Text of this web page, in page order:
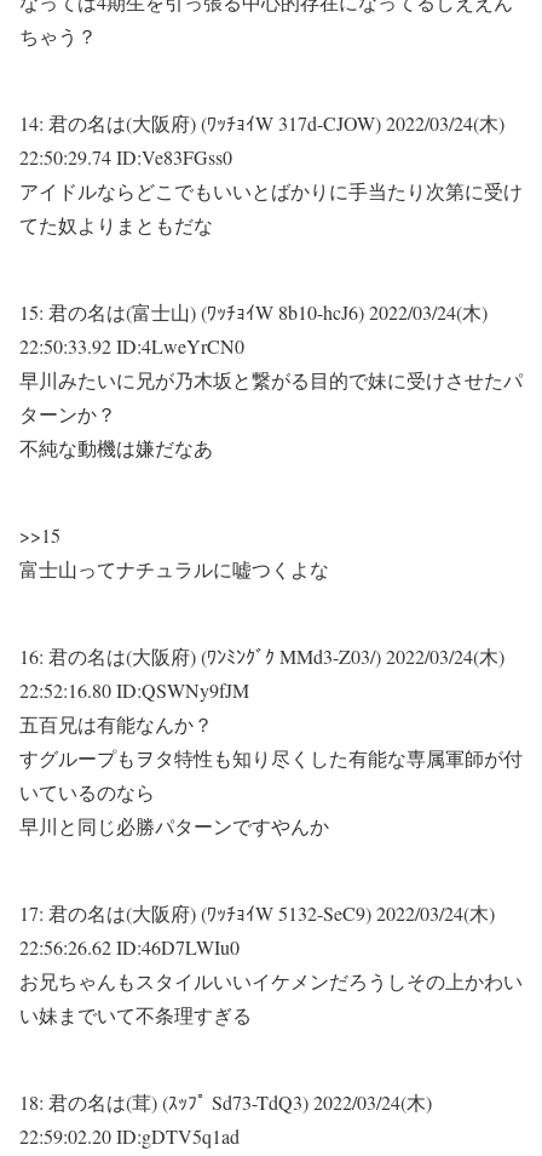
ちゃう？
14: 君の名は(大阪府) (ﾜｯﾁｮｲW 317d-CJOW)2022/03/24(木)
22:50:29.74 ID:Ve83FGss0
アイドルならどこでもいいとばかりに手当たり次第に受け
てた奴よりまともだな
15: 君の名は(富士山) (ﾜｯﾁｮｲW 8b10-hcJ6)2022/03/24(木)
22:50:33.92 ID:4LweYrCN0
早川みたいに兄が乃木坂と繋がる目的で妹に受けさせたパ
ターンか？
不純な動機は嫌だなあ
>>15
富士山ってナチュラルに嘘つくよな
16: 君の名は(大阪府) (ﾜﾝﾐﾝｸﾞｸ MMd3-Z03/)2022/03/24(木)
22:52:16.80 ID:QSWNy9fJM
五百兄は有能なんか？
すグループもヲタ特性も知り尽くした有能な専属軍師が付
いているのなら
早川と同じ必勝パターンですやんか
17: 君の名は(大阪府) (ﾜｯﾁｮｲW 5132-SeC9)2022/03/24(木)
22:56:26.62 ID:46D7LWIu0
お兄ちゃんもスタイルいいイケメンだろうしその上かわい
い妹までいて不条理すぎる
18: 君の名は(茸) (ｽｯﾌﾟ Sd73-TdQ3)2022/03/24(木)
22:59:02.20 ID:gDTV5q1ad